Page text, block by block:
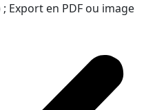
Export en PDF ou image